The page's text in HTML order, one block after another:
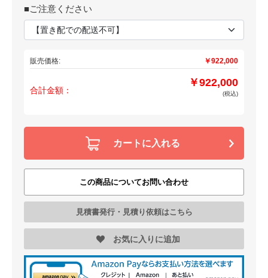
■ご注意ください
販売価格: ￥922,000
合計金額：
￥922,000
(税込)
カートに入れる
この商品についてお問い合わせ
見積書発行・見積り依頼はこちら
お気に入りに追加